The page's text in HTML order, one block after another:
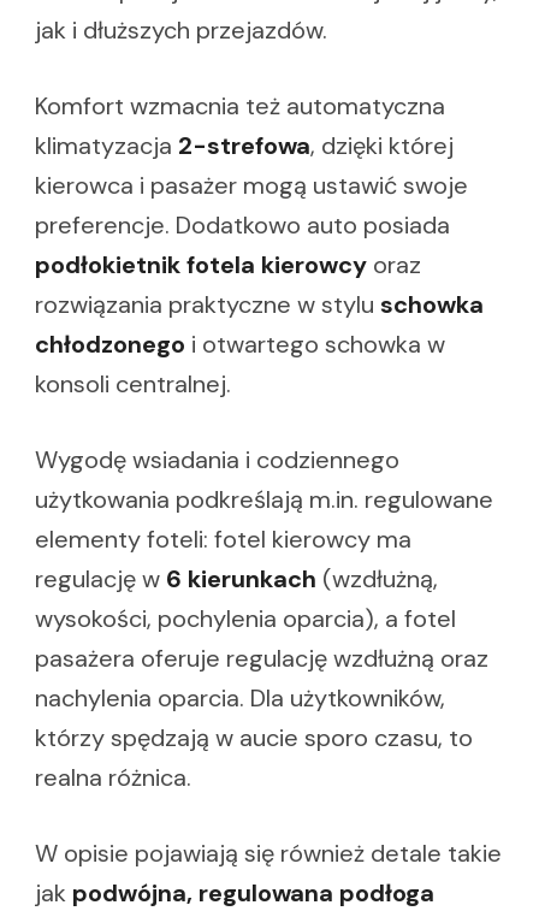
jak i dłuższych przejazdów.
Komfort wzmacnia też automatyczna
klimatyzacja 2-strefowa, dzięki której
kierowca i pasażer mogą ustawić swoje
preferencje. Dodatkowo auto posiada
podłokietnik fotela kierowcy oraz
rozwiązania praktyczne w stylu schowka
chłodzonego i otwartego schowka w
konsoli centralnej.
Wygodę wsiadania i codziennego
użytkowania podkreślają m.in. regulowane
elementy foteli: fotel kierowcy ma
regulację w 6 kierunkach (wzdłużną,
wysokości, pochylenia oparcia), a fotel
pasażera oferuje regulację wzdłużną oraz
nachylenia oparcia. Dla użytkowników,
którzy spędzają w aucie sporo czasu, to
realna różnica.
W opisie pojawiają się również detale takie
jak podwójna, regulowana podłoga